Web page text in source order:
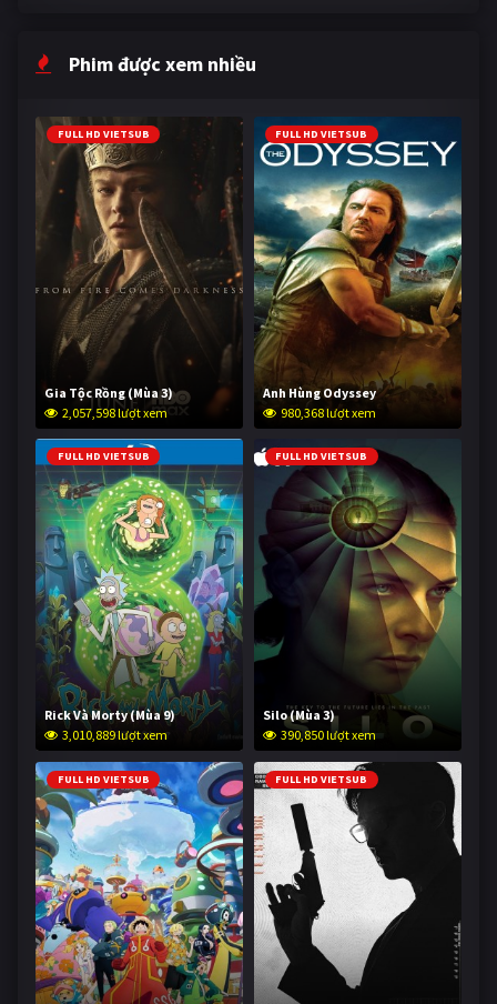
Phim được xem nhiều
FULL HD VIETSUB
Gia Tộc Rồng (Mùa 3)
2,057,598 lượt xem
FULL HD VIETSUB
Anh Hùng Odyssey
980,368 lượt xem
FULL HD VIETSUB
Rick Và Morty (Mùa 9)
3,010,889 lượt xem
FULL HD VIETSUB
Silo (Mùa 3)
390,850 lượt xem
FULL HD VIETSUB FULL HD VIETSUB